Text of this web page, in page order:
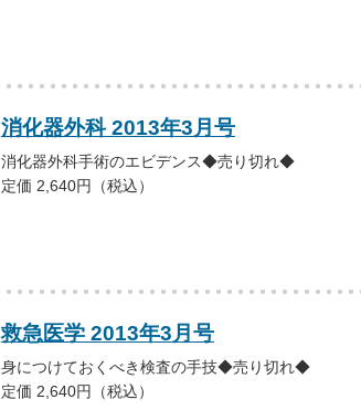
消化器外科 2013年3月号
消化器外科手術のエビデンス◆売り切れ◆
定価 2,640円（税込）
救急医学 2013年3月号
身につけておくべき検査の手技◆売り切れ◆
定価 2,640円（税込）